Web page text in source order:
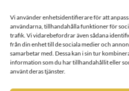
Vi använder enhetsidentifierare för att
användarna, tillhandahålla funktioner för
trafik. Vi vidarebefordrar även sådana
från din enhet till de sociala medier och
samarbetar med. Dessa kan i sin tur
information som du har tillhandahållit eller
använt deras tjänster.
VISAR :1AV 1